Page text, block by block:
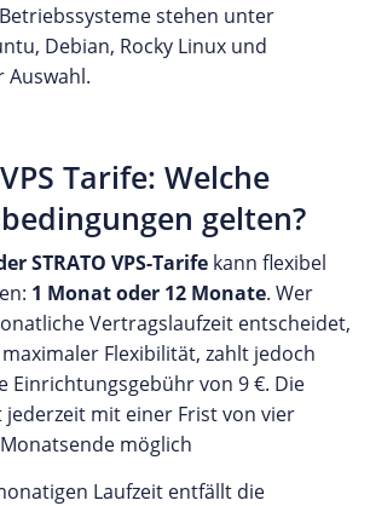
stehen unter
Debian, Rocky Linux und
Auswahl.
Tarife: Welche
gelten?
STRATO VPS-Tarife kann flexibel
1 Monat oder 12 Monate. Wer
Vertragslaufzeit entscheidet,
Flexibilität, zahlt jedoch
Einrichtungsgebühr von 9 €. Die
jederzeit mit einer Frist von vier
möglich
Laufzeit entfällt die